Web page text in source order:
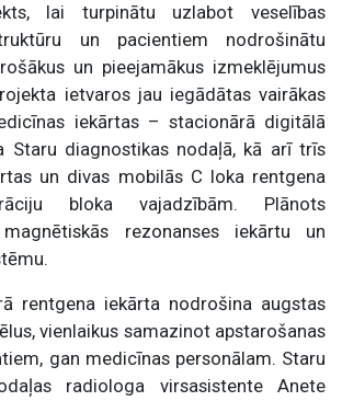
lai turpinātu uzlabot veselības
un pacientiem nodrošinātu
un pieejamākus izmeklējumus
ietvaros jau iegādātas vairākas
iekārtas – stacionārā digitālā
Staru diagnostikas nodaļā, kā arī trīs
un divas mobilās C loka rentgena
bloka vajadzībām. Plānots
rezonanses iekārtu un
rentgena iekārta nodrošina augstas
vienlaikus samazinot apstarošanas
gan medicīnas personālam. Staru
radiologa virsasistente Anete